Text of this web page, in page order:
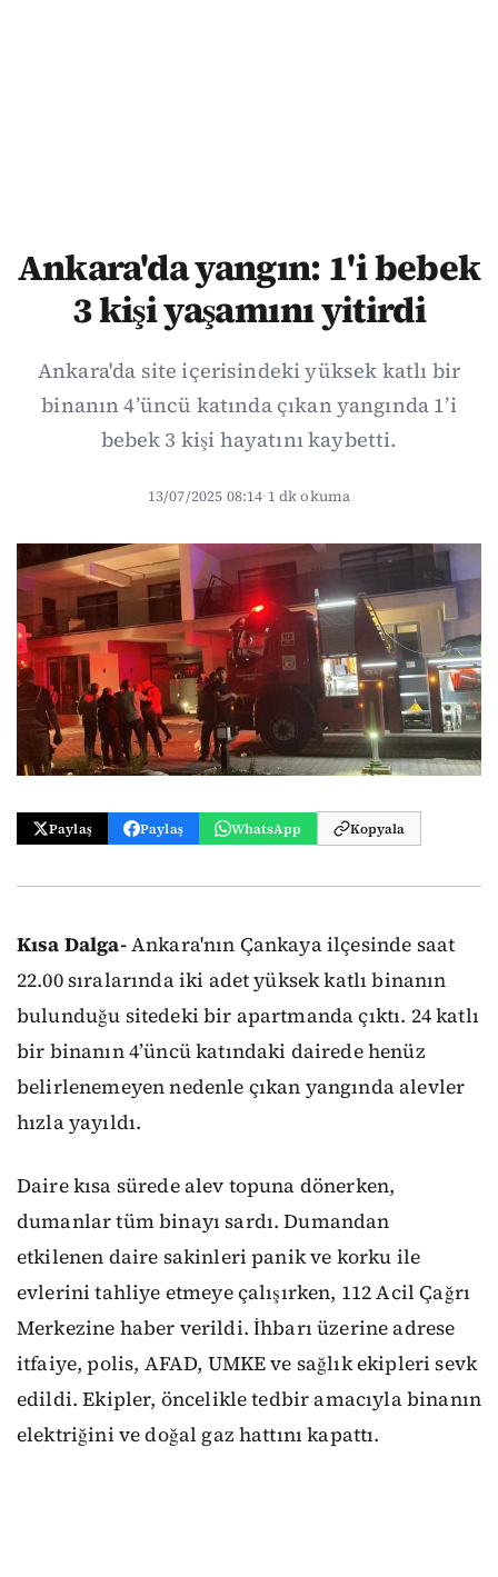
Ankara'da yangın: 1'i bebek
3 kişi yaşamını yitirdi
Ankara'da site içerisindeki yüksek katlı bir
binanın 4’üncü katında çıkan yangında 1’i
bebek 3 kişi hayatını kaybetti.
13/07/2025 08:14·1 dk okuma
Paylaş Paylaş WhatsApp Kopyala
Kısa Dalga-Ankara'nın Çankaya ilçesinde saat
22.00 sıralarında iki adet yüksek katlı binanın
bulunduğu sitedeki bir apartmanda çıktı. 24 katlı
bir binanın 4’üncü katındaki dairede henüz
belirlenemeyen nedenle çıkan yangında alevler
hızla yayıldı.
Daire kısa sürede alev topuna dönerken,
dumanlar tüm binayı sardı. Dumandan
etkilenen daire sakinleri panik ve korku ile
evlerini tahliye etmeye çalışırken, 112 Acil Çağrı
Merkezine haber verildi. İhbarı üzerine adrese
itfaiye, polis, AFAD, UMKE ve sağlık ekipleri sevk
edildi. Ekipler, öncelikle tedbir amacıyla binanın
elektriğini ve doğal gaz hattını kapattı.